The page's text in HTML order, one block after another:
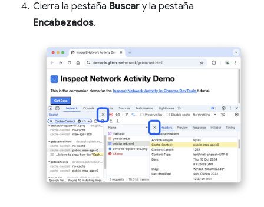
Cierra la pestaña Buscar y la pestaña
Encabezados.